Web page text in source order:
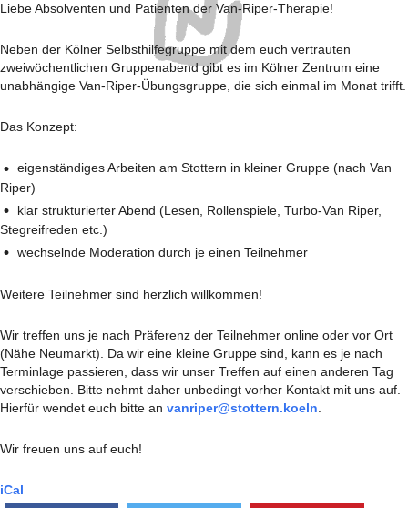
Liebe Absolventen und Patienten der Van-Riper-Therapie!
Neben der Kölner Selbsthilfegruppe mit dem euch vertrauten
zweiwöchentlichen Gruppenabend gibt es im Kölner Zentrum eine
unabhängige Van-Riper-Übungsgruppe, die sich einmal im Monat trifft.
Das Konzept:
eigenständiges Arbeiten am Stottern in kleiner Gruppe (nach Van
Riper)
klar strukturierter Abend (Lesen, Rollenspiele, Turbo-Van Riper,
Stegreifreden etc.)
wechselnde Moderation durch je einen Teilnehmer
Weitere Teilnehmer sind herzlich willkommen!
Wir treffen uns je nach Präferenz der Teilnehmer online oder vor Ort
(Nähe Neumarkt). Da wir eine kleine Gruppe sind, kann es je nach
Terminlage passieren, dass wir unser Treffen auf einen anderen Tag
verschieben. Bitte nehmt daher unbedingt vorher Kontakt mit uns auf.
Hierfür wendet euch bitte an vanriper@stottern.koeln
Wir freuen uns auf euch!
iCal